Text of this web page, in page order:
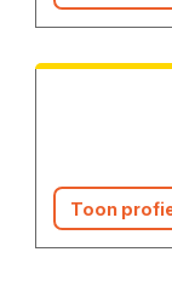
Toon